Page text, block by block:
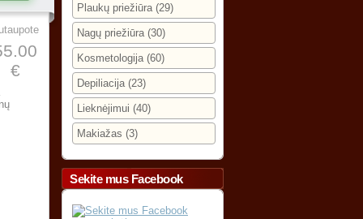
€
Plaukų priežiūra (29)
Nagų priežiūra (30)
Kosmetologija (60)
Depiliacija (23)
Lieknėjimui (40)
Makiažas (3)
Sekite mus Facebook